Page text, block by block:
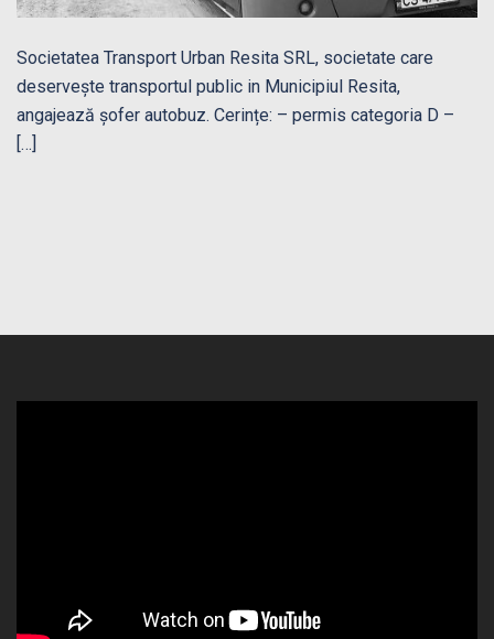
Societatea Transport Urban Resita SRL, societate care
deservește transportul public in Municipiul Resita,
angajează șofer autobuz. Cerințe: – permis categoria D –
[…]